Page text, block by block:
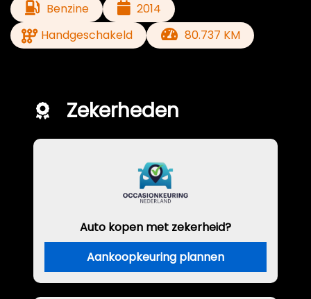
Benzine
2014
Handgeschakeld
80.737 KM
Zekerheden
Auto kopen met zekerheid?
Aankoopkeuring plannen